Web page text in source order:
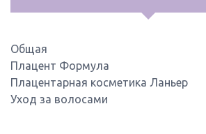
Общая
Плацент Формула
Плацентарная косметика Ланьер
Уход за волосами